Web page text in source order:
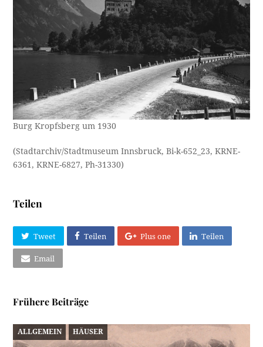
Burg Kropfsberg um 1930
(Stadtarchiv/Stadtmuseum Innsbruck, Bi-k-652_23, KRNE-
6361, KRNE-6827, Ph-31330)
Teilen
Tweet Teilen Plus one Teilen
Email
Frühere Beiträge
ALLGEMEIN HÄUSER